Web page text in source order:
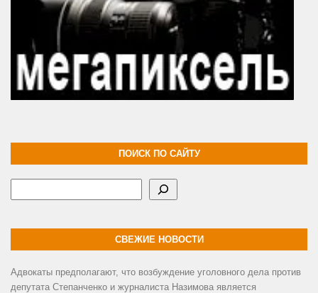
ПОИСК ПО САЙТУ
СВЕЖИЕ НОВОСТИ
Адвокаты предполагают, что возбуждение уголовного дела против
депутата Степанченко и журналиста Назимова является